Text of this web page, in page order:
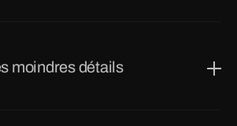
moindres détails